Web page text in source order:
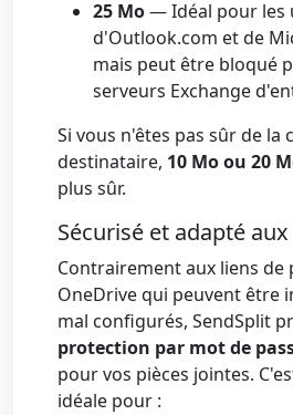
25 Mo— Idéal pour les
d'Outlook.com et de
mais peut être bloqué
serveurs Exchange
Si vous n'êtes pas sûr de
destinataire, 10 Mo ou 20
plus sûr.
Sécurisé et adapté
Contrairement aux liens de
OneDrive qui peuvent être
mal configurés, SendSplit
protection par mot de
pour vos pièces jointes.
idéale pour :